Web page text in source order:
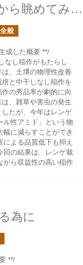
稲作を二次代謝物の観点から眺めてみると
般
成した概要 **/
なし稲作がもたらし
、土壌の物理性改善
と中干しなし稲作を
の秀品率が劇的に向
は、雑草や害虫の発生
たが、今年はレンゲ
ル性アミド」という物
に減らすことができ
よる品質低下も抑え
回の結果は、レンゲ栽
がら収益性の高い稲作
為に
**/